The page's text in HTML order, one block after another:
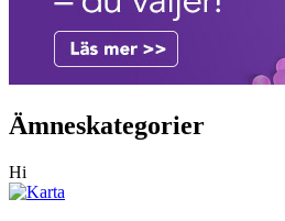
Ämneskategorier
Hi